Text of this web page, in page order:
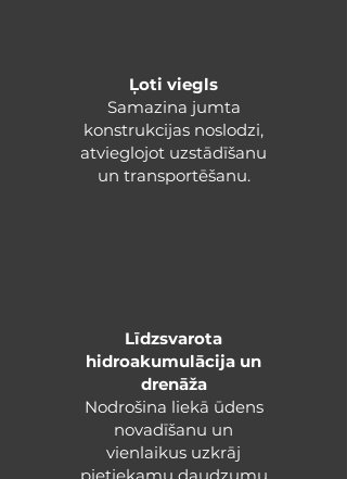
Ļoti viegls
Samazina jumta
konstrukcijas noslodzi,
atvieglojot uzstādīšanu
un transportēšanu.
Līdzsvarota
hidroakumulācija un
drenāža
​Nodrošina liekā ūdens
novadīšanu un
vienlaikus uzkrāj